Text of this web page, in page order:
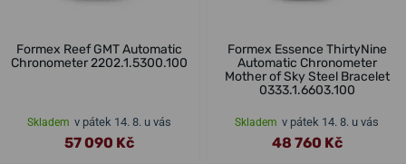
Formex Reef GMT Automatic
Chronometer 2202.1.5300.100
Skladem v pátek 14. 8. u vás
57 090 Kč
Formex Essence ThirtyNine
Automatic Chronometer
Mother of Sky Steel Bracelet
0333.1.6603.100
Skladem v pátek 14. 8. u vás
48 760 Kč